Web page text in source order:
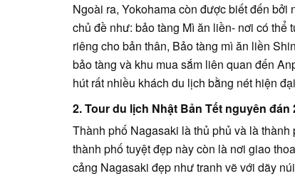
Ngoài ra, Yokohama còn được biết đến
chủ đề như: bảo tàng Mì ăn liền- nơi có
riêng cho bản thân, Bảo tàng mì ăn liền
bảo tàng và khu mua sắm liên quan đến
hút rất nhiều khách du lịch bằng nét hiện
2. Tour du lịch Nhật Bản Tết nguyên
Thành phố Nagasaki là thủ phủ và là
thành phố tuyệt đẹp này còn là nơi giao
cảng Nagasaki đẹp như tranh vẽ với dãy